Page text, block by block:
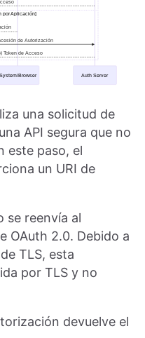
una solicitud de
API segura que no
este paso, el
un URI de
se reenvía al
OAuth 2.0. Debido a
TLS, esta
por TLS y no
devuelve el